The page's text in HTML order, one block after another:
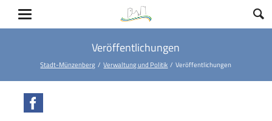
Veröffentlichungen
Stadt-Münzenberg Verwaltung und Politik Veröffentlichungen